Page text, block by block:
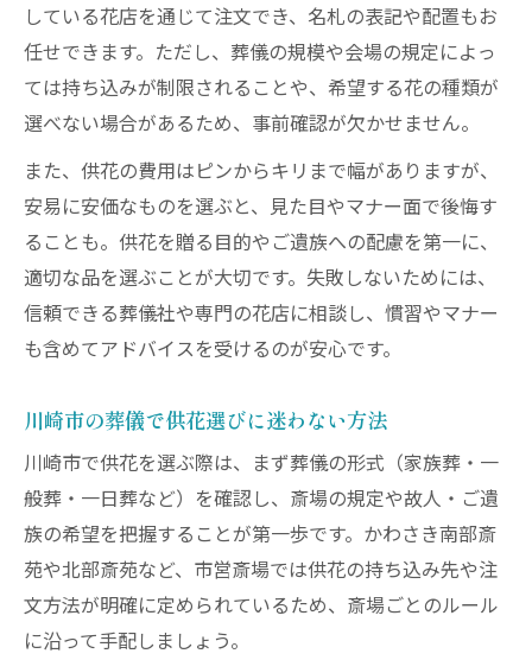
葬儀の供花で失礼を避ける選び方と注意点
供花の種類や相場を知り安心して葬儀を準
備
葬儀で好印象を与える供花選びのマナー
宗派や会場ごとの供花マナーを葬儀で守る
ために
供花選びで迷わないための葬儀マナー解説
公的支援制度の活用で葬儀負担を軽減
川崎市の葬儀で利用できる公的支援制度と
供花手配時に押さえたい葬儀の費用補助情
報
葬儀の公的支援制度で供花負担を減らす方
法
申請条件や手続きを知り葬儀費用を節約
川崎市の葬儀で供花費用を支援する制度活
用術
している花店を通じて注文でき、名札の表記や配置もお
任せできます。ただし、葬儀の規模や会場の規定によっ
ては持ち込みが制限されることや、希望する花の種類が
選べない場合があるため、事前確認が欠かせません。
また、供花の費用はピンからキリまで幅がありますが、
安易に安価なものを選ぶと、見た目やマナー面で後悔す
ることも。供花を贈る目的やご遺族への配慮を第一に、
適切な品を選ぶことが大切です。失敗しないためには、
信頼できる葬儀社や専門の花店に相談し、慣習やマナー
も含めてアドバイスを受けるのが安心です。
川崎市の葬儀で供花選びに迷わない方法
川崎市で供花を選ぶ際は、まず葬儀の形式（家族葬・一
般葬・一日葬など）を確認し、斎場の規定や故人・ご遺
族の希望を把握することが第一歩です。かわさき南部斎
苑や北部斎苑など、市営斎場では供花の持ち込み先や注
文方法が明確に定められているため、斎場ごとのルール
に沿って手配しましょう。